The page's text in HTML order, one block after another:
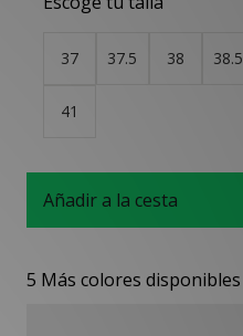
37 37.5 38 38.5
41
Añadir a la cesta
5 Más colores disponibles